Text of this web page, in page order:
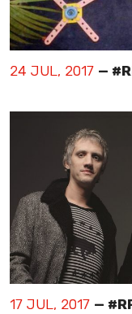
24 JUL, 2017 —
17 JUL, 2017 —